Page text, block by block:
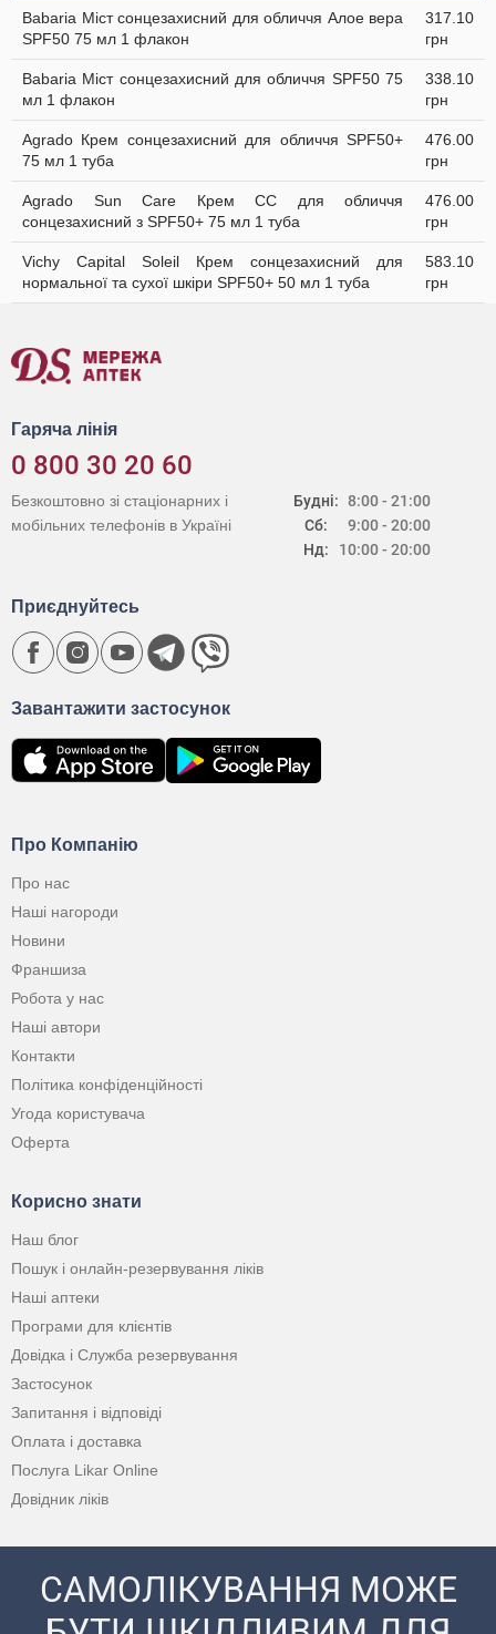
Babaria Міст сонцезахисний для обличчя Алое вера
SPF50 75 мл 1 флакон
317.10
грн
Babaria Міст сонцезахисний для обличчя SPF50 75
мл 1 флакон
338.10
грн
Agrado Крем сонцезахисний для обличчя SPF50+
75 мл 1 туба
476.00
грн
Agrado Sun Care Крем СС для обличчя
сонцезахисний з SPF50+ 75 мл 1 туба
476.00
грн
Vichy Capital Soleil Крем сонцезахисний для
нормальної та сухої шкіри SPF50+ 50 мл 1 туба
583.10
грн
Гаряча лінія
0 800 30 20 60
Будні:
Сб:
Нд:
8:00 - 21:00
9:00 - 20:00
10:00 - 20:00
Безкоштовно зі стаціонарних і
мобільних телефонів в Україні
Про Компанію
Про нас
Наші нагороди
Новини
Франшиза
Робота у нас
Наші автори
Контакти
Політика конфіденційності
Угода користувача
Оферта
Корисно знати
Наш блог
Пошук і онлайн-резервування ліків
Наші аптеки
Програми для клієнтів
Довідка і Служба резервування
Застосунок
Запитання і відповіді
Оплата і доставка
Послуга Likar Online
Довідник ліків
Завантажити застосунок
Приєднуйтесь
САМОЛІКУВАННЯ МОЖЕ